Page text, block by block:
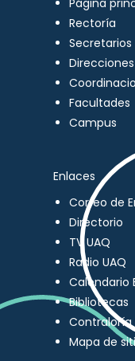
Página
Rectoría
Secretarios
Direcciones
Facultades
Campus
Enlaces
Correo de
Directorio
TV UAQ
Radio UAQ
Calendario
Bibliotecas
Contraloría
Mapa de